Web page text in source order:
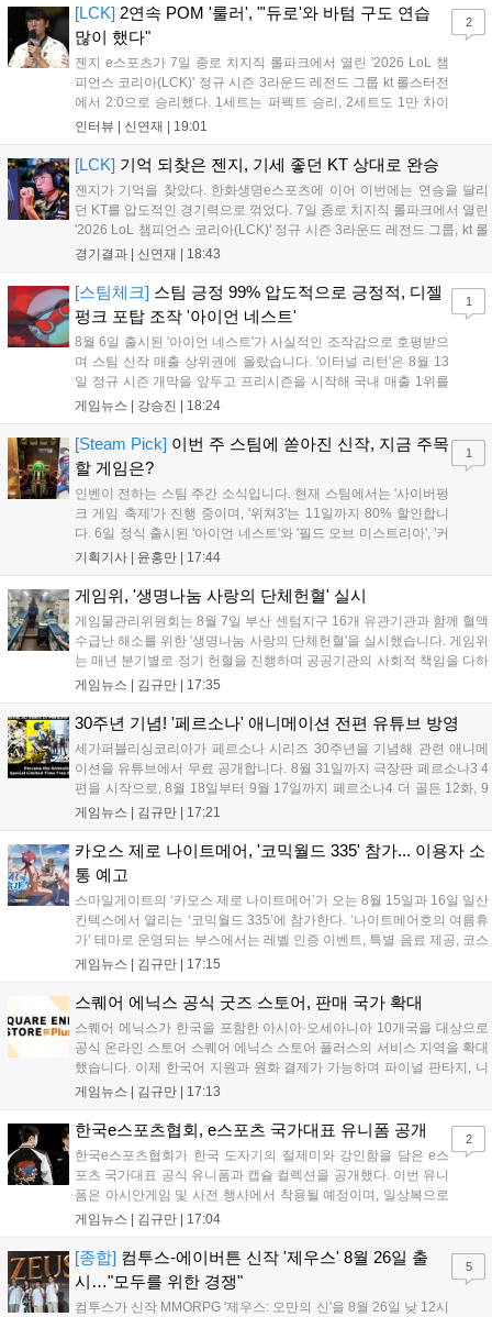
이’ 출시가 예정돼 있으며, 2027년에는 ‘Ragnarok 3’ 등 대작을 글로벌
출시할 계획이다. 그라비티는 조인트벤처 설립과 라그나로크 에코 시스
템 구축을 통해 신성장 동력을 확보할 방침이다....
[LCK] 2연속 POM '룰러', "'듀로'와 바텀 구도 연습
많이 했다"
젠지 e스포츠가 7일 종로 치지직 롤파크에서 열린 '2026 LoL 챔
피언스 코리아(LCK)' 정규 시즌 3라운드 레전드 그룹 kt 롤스터전
에서 2:0으로 승리했다. 1세트는 퍼펙트 승리, 2세트도 1만 차이
를 벌리며 25분 만에 승리하면서 말 그대로 압도적인 경기력을 선
하며 POM에 선정됐...
인터뷰 | 신연재 19:01
2
[LCK] 기억 되찾은 젠지, 기세 좋던 KT 상대로 완승
젠지가 기억을 찾았다. 한화생명e스포츠에 이어 이번에는 연승을 달리
던 KT를 압도적인 경기력으로 꺾었다. 7일 종로 치지직 롤파크에서 열린
'2026 LoL 챔피언스 코리아(LCK)' 정규 시즌 3라운드 레전드 그룹, kt 롤
스터와 젠지 e스포츠의 대결에서 젠지가 압승을 거뒀다. 개막주까지만
경기결과 | 신연재 18:43
[스팀체크] 스팀 긍정 99% 압도적으로 긍정적, 디젤
펑크 포탑 조작 '아이언 네스트'
8월 6일 출시된 '아이언 네스트'가 사실적인 조작감으로 호평받으
며 스팀 신작 매출 상위권에 올랐습니다. '이터널 리턴'은 8월 13
일 정규 시즌 개막을 앞두고 프리시즌을 시작해 국내 매출 1위를
기록했습니다. 25주년을 맞은 '고스트 리콘' 시리즈는 8월 6일 쇼
'마블 투혼: 파이팅 소울즈'와 레트로 수리 시뮬레이션 '리스토
리'도 스팀에 정식 출시되었습니다....
게임뉴스 | 강승진 18:24
1
[Steam Pick] 이번 주 스팀에 쏟아진 신작, 지금 주목
할 게임은?
인벤이 전하는 스팀 주간 소식입니다. 현재 스팀에서는 '사이버펑
크 게임 축제'가 진행 중이며, '위쳐3'는 11일까지 80% 할인합니
다. 6일 정식 출시된 '아이언 네스트'와 '필드 오브 미스트리아', '커
세어 코브'가 호평받고 있습니다. 한편, 7일 출시된 '마블 투혼'은
다. 유비소프트의 '고스트리콘: 와일드랜드'는 7년 만의 대규모 업
데이트 '라스트 라이츠'와 함께 95% 할인 중입니다....
기획기사 | 윤홍만 17:44
1
게임위, '생명나눔 사랑의 단체헌혈' 실시
게임물관리위원회는 8월 7일 부산 센텀지구 16개 유관기관과 함께 혈액
수급난 해소를 위한 '생명나눔 사랑의 단체헌혈'을 실시했습니다. 게임위
는 매년 분기별로 정기 헌혈을 진행하며 공공기관의 사회적 책임을 다하
고 있으며, 이번 행사에는 영화진흥위원회 등 14개 기관 임직원이 동참
따뜻한 실천에 참여한 모든 임직원에게 감사의 뜻을 전하며 헌혈 문화
확산에 앞장섰습니다....
게임뉴스 | 김규만 17:35
30주년 기념! '페르소나' 애니메이션 전편 유튜브 방영
세가퍼블리싱코리아가 페르소나 시리즈 30주년을 기념해 관련 애니메
이션을 유튜브에서 무료 공개합니다. 8월 31일까지 극장판 페르소나3 4
편을 시작으로, 8월 18일부터 9월 17일까지 페르소나4 더 골든 12화, 9
월 15일부터 10월 14일까지 페르소나5 시리즈가 순차 공개됩니다. 또한
영상 및 대형 전광판에 소개될 예정입니다....
게임뉴스 | 김규만 17:21
카오스 제로 나이트메어, '코믹월드 335' 참가... 이용자 소
통 예고
스마일게이트의 ‘카오스 제로 나이트메어’가 오는 8월 15일과 16일 일산
킨텍스에서 열리는 ‘코믹월드 335’에 참가한다. ‘나이트메어호의 여름휴
가’ 테마로 운영되는 부스에서는 레벨 인증 이벤트, 특별 음료 제공, 코스
프레 모델 포토존 등 다채로운 행사가 진행된다. 유명 코스어 7인이 캐릭
세한 정보는 공식 커뮤니티에서 확인 가능하다....
게임뉴스 | 김규만 17:15
스퀘어 에닉스 공식 굿즈 스토어, 판매 국가 확대
스퀘어 에닉스가 한국을 포함한 아시아·오세아니아 10개국을 대상으로
공식 온라인 스토어 스퀘어 에닉스 스토어 플러스의 서비스 지역을 확대
했습니다. 이제 한국어 지원과 원화 결제가 가능하며 파이널 판타지, 니
어 등 주요 게임의 피규어, 굿즈를 구매할 수 있습니다. 신상품이 순차적
용 가능합니다....
게임뉴스 | 김규만 17:13
한국e스포츠협회, e스포츠 국가대표 유니폼 공개
한국e스포츠협회가 한국 도자기의 절제미와 강인함을 담은 e스
포츠 국가대표 공식 유니폼과 캡슐 컬렉션을 공개했다. 이번 유니
폼은 아시안게임 및 사전 행사에서 착용될 예정이며, 일상복으로
구성된 컬렉션은 오는 8월 28일부터 골스튜디오 공식 홈페이지
서는 대회 규정에 따라 별도의 유니폼을 착용할 계획이다....
게임뉴스 | 김규만 17:04
2
[종합] 컴투스-에이버튼 신작 '제우스' 8월 26일 출
시…"모두를 위한 경쟁"
컴투스가 신작 MMORPG '제우스: 오만의 신'을 8월 26일 낮 12시
5